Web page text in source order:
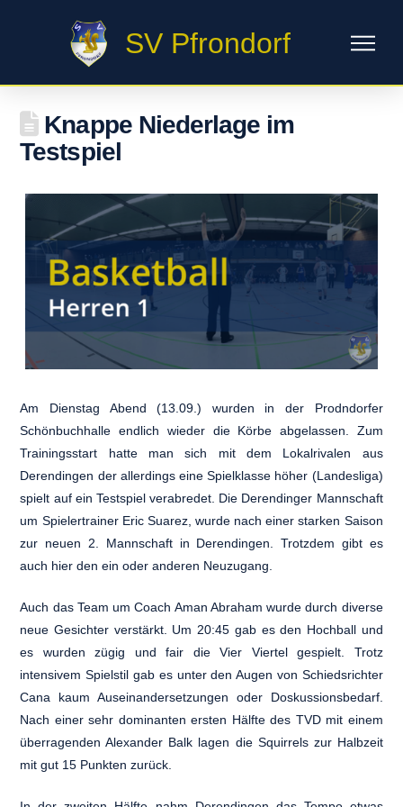
SV Pfrondorf
Knappe Niederlage im
Testspiel
Am Dienstag Abend (13.09.) wurden in der Prodndorfer
Schönbuchhalle endlich wieder die Körbe abgelassen. Zum
Trainingsstart hatte man sich mit dem Lokalrivalen aus
Derendingen der allerdings eine Spielklasse höher (Landesliga)
spielt auf ein Testspiel verabredet. Die Derendinger Mannschaft
um Spielertrainer Eric Suarez, wurde nach einer starken Saison
zur neuen 2. Mannschaft in Derendingen. Trotzdem gibt es
auch hier den ein oder anderen Neuzugang.
Auch das Team um Coach Aman Abraham wurde durch diverse
neue Gesichter verstärkt. Um 20:45 gab es den Hochball und
es wurden zügig und fair die Vier Viertel gespielt. Trotz
intensivem Spielstil gab es unter den Augen von Schiedsrichter
Cana kaum Auseinandersetzungen oder Doskussionsbedarf.
Nach einer sehr dominanten ersten Hälfte des TVD mit einem
überragenden Alexander Balk lagen die Squirrels zur Halbzeit
mit gut 15 Punkten zurück.